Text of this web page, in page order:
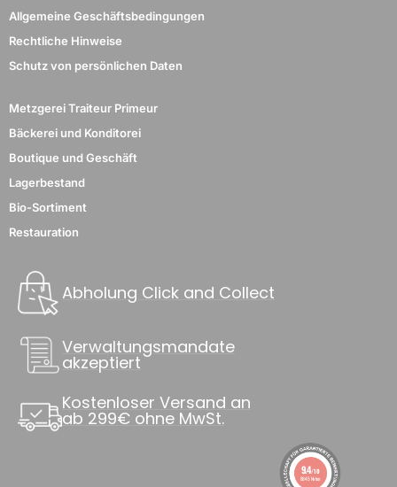
Allgemeine Geschäftsbedingungen
Rechtliche Hinweise
Schutz von persönlichen Daten
Metzgerei Traiteur Primeur
Bäckerei und Konditorei
Boutique und Geschäft
Lagerbestand
Bio-Sortiment
Restauration
Abholung Click and Collect
Verwaltungsmandate
akzeptiert
Kostenloser Versand an
ab 299€ ohne MwSt.
9.4/10
8845 Noten